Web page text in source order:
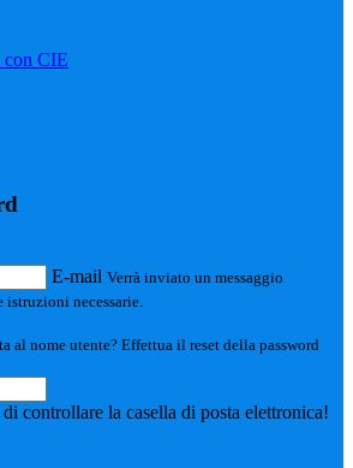
con CIE
E-mail Verrà inviato un messaggio
necessarie.
al nome utente? Effettua il reset della password
controllare la casella di posta elettronica!